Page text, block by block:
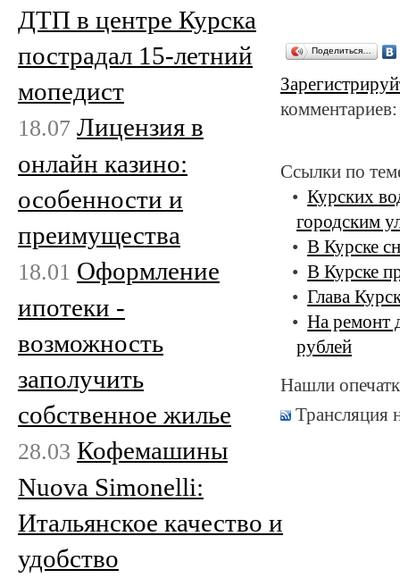
Поделиться…
Ссылки по
Курских
городским
В Курске
В Курске
Глава
На ремонт
рублей
Нашли
Трансляция
ДТП в центре Курска
пострадал 15-летний
мопедист
18.07 Лицензия в
онлайн казино:
особенности и
преимущества
18.01 Оформление
ипотеки -
возможность
заполучить
собственное жилье
28.03 Кофемашины
Nuova Simonelli:
Итальянское качество и
удобство